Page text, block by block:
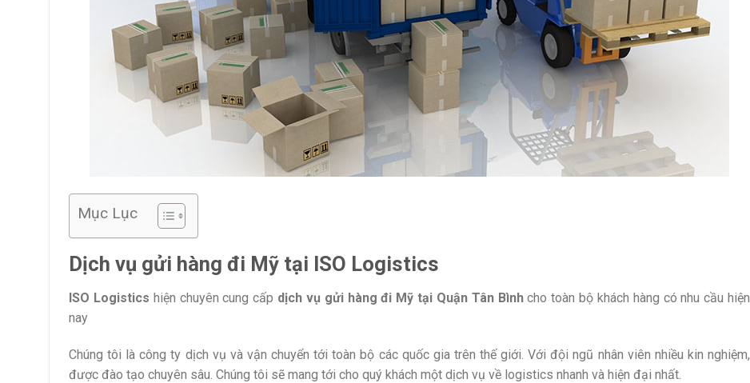
Mục Lục
Dịch vụ gửi hàng đi Mỹ tại ISO Logistics
ISO Logistics hiện chuyên cung cấp dịch vụ gửi hàng đi Mỹ tại Quận Tân Bìnhcho toàn bộ khách hàng có nhu cầu hiện
nay
Chúng tôi là công ty dịch vụ và vận chuyển tới toàn bộ các quốc gia trên thế giới. Với đội ngũ nhân viên nhiều kin nghiệm,
được đào tạo chuyên sâu. Chúng tôi sẽ mang tới cho quý khách một dịch vụ về logistics nhanh và hiện đại nhất.